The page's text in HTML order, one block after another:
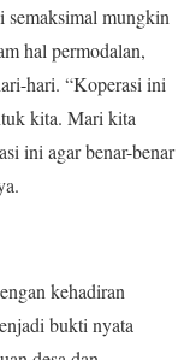
semaksimal mungkin
hal permodalan,
hari. “Koperasi ini
kita. Mari kita
ini agar benar-benar
kehadiran
bukti nyata